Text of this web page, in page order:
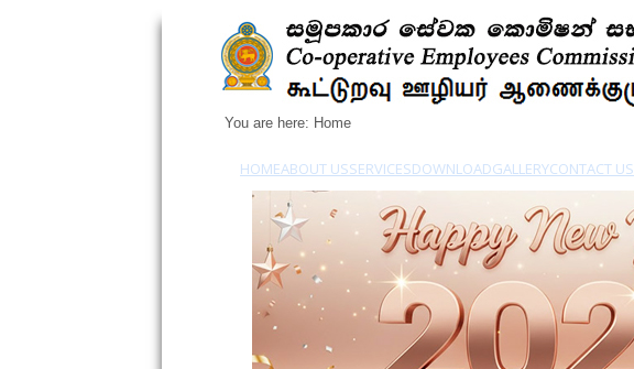
You are here: Home
HOMEABOUT USSERVICESDOWNLOADGALLERYCONTACT US